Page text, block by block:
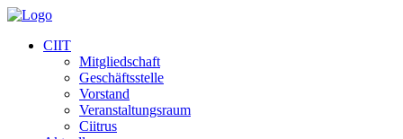
CIIT
Mitgliedschaft
Geschäftsstelle
Vorstand
Veranstaltungsraum
Ciitrus